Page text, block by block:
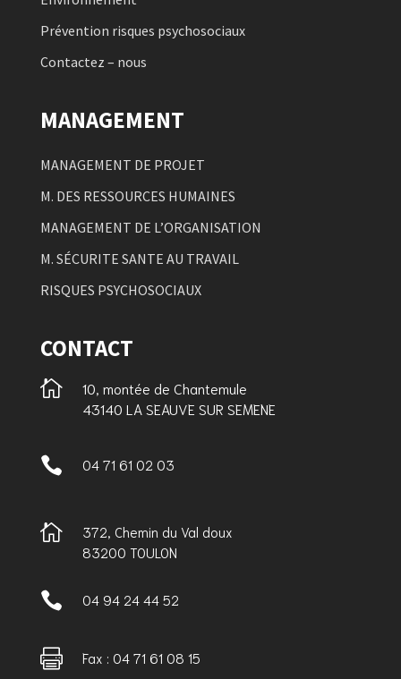
Prévention risques psychosociaux
Contactez – nous
MANAGEMENT
MANAGEMENT DE PROJET
M. DES RESSOURCES HUMAINES
MANAGEMENT DE L’ORGANISATION
M. SÉCURITE SANTE AU TRAVAIL
RISQUES PSYCHOSOCIAUX
CONTACT

10, montée de Chantemule
43140 LA SEAUVE SUR SEMENE
 04 71 61 02 03

372, Chemin du Val doux
83200 TOULON
 04 94 24 44 52
 Fax : 04 71 61 08 15